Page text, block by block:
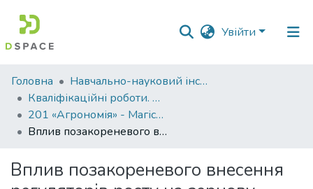
Увійти
Фонди
та
зібрання
Пошук за критеріями
Статистика
Головна
Навчально-науковий інститут агротехнологій, селекції та екології
Кваліфікаційні роботи. ННІ агротехнологій, селекції та екології
201 «Агрономія» - Магістри 2021-2022
Вплив позакореневого внесення регуляторів росту на зернову продуктивність кукурудзи
Вплив позакореневого внесення